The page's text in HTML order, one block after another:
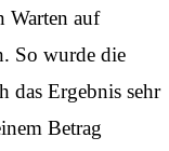
Warten auf
So wurde die
das Ergebnis sehr
Betrag